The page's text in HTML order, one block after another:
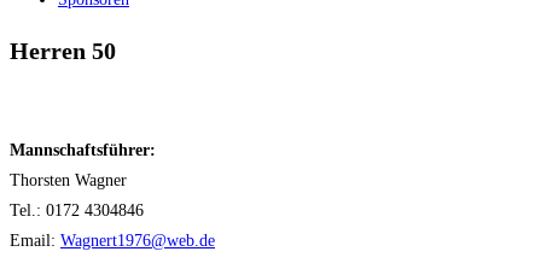
Herren 50
Mannschaftsführer:
Thorsten Wagner
Tel.: 0172 4304846
Email: Wagnert1976@web.de